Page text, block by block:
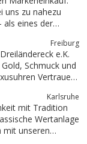
uns zu nahezu
als eines der
fast 7.000 m2Freiburg
e.K.
Vertrauen
gemacht undKarlsruhe
mit Tradition
mit unseren